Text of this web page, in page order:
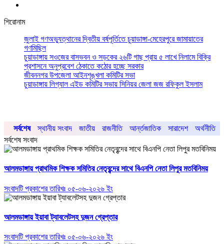
শিরোনাম
জুলাই গণঅভ্যুত্থানের দ্বিতীয় বর্ষপূর্তিতে চুয়াডাঙ্গা-মেহেরপুরে জামায়াতের
গণমিছিল
চুয়াডাঙ্গায় সওজের বাসভবন ও সড়কের ২৬টি গাছ প্রায় ৫ লাখে নিলামে বিক্রি
প্রশাসনে অনুপ্রবেশ ঠেকাতে কঠোর হচ্ছে সরকার
জীবননগর উপজেলা আইনশৃঙ্খলা কমিটির সভা
চুয়াডাঙ্গায় লিগ্যাল এইড কমিটির সভায় সিনিয়র জেলা জজ রফিকুল ইসলাম
সর্বশেষ স্থানীয় সংবাদ জাতীয় রাজনীতি আর্ন্তজাতিক সারাদেশ অর্থনীতি
সর্বশেষ সংবাদ
আলমডাঙ্গায় প্রাথমিক শিক্ষক সমিতির নেতৃবৃন্দের সাথে বিএনপি নেতা লিপুর মতবিনিময়
সংবাদটি প্রকাশের তারিখঃ ০৫-০৬-২০২৬ ইং
আলমডাঙ্গায় ইয়াবা ট্যাবলেটসহ দুজন গ্রেপ্তার
সংবাদটি প্রকাশের তারিখঃ ০৫-০৬-২০২৬ ইং